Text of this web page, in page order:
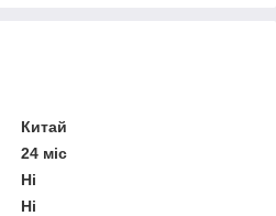
Китай
24 міс
Ні
Ні